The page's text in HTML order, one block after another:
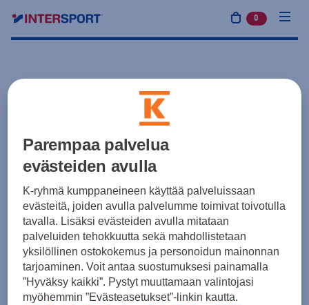
0 tuotetta
Parempaa palvelua
evästeiden avulla
K-ryhmä kumppaneineen käyttää palveluissaan
evästeitä, joiden avulla palvelumme toimivat toivotulla
tavalla. Lisäksi evästeiden avulla mitataan
palveluiden tehokkuutta sekä mahdollistetaan
yksilöllinen ostokokemus ja personoidun mainonnan
tarjoaminen. Voit antaa suostumuksesi painamalla
”Hyväksy kaikki”. Pystyt muuttamaan valintojasi
myöhemmin ”Evästeasetukset”-linkin kautta.